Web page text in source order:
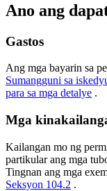
Ano ang
Gastos
Ang mga bayarin sa
Sumangguni sa
para sa mga detalye .
Mga
Kailangan mo ng
partikular ang mga
Tingnan ang mga
Seksyon 104.2 .